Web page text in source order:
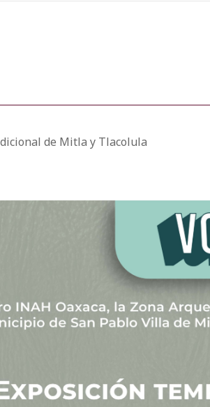
de Mitla y Tlacolula